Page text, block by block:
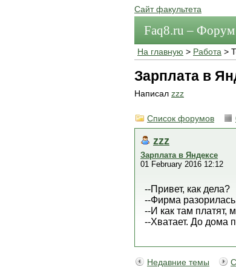
Сайт факультета
Faq8.ru –
На главную > Работа >
Зарплата в
Написал zzz
Список форумов
zzz
Зарплата в Яндексе
01 February 2016 12:12
--Привет, как дела?
--Фирма
--И как там платят,
--Хватает. До дома
Недавние темы